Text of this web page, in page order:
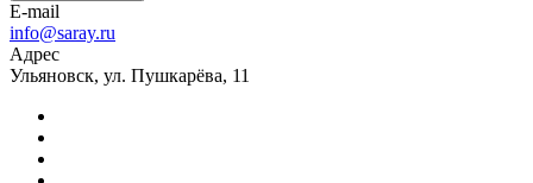
E-mail
info@saray.ru
Адрес
Ульяновск, ул. Пушкарёва, 11